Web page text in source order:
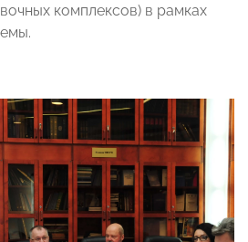
комплексов) в рамках